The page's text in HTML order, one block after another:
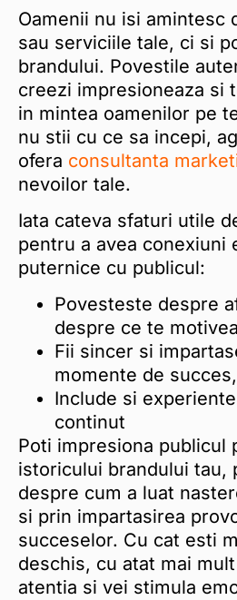
Oamenii nu isi amintesc
sau serviciile tale, ci si
brandului. Povestile
creezi impresioneaza si
in mintea oamenilor pe
nu stii cu ce sa incepi,
ofera consultanta
nevoilor tale.
Iata cateva sfaturi utile
pentru a avea conexiuni
puternice cu publicul:
Povesteste despre
despre ce te
Fii sincer si
momente de
Include si
continut
Poti impresiona publicul
istoricului brandului tau,
despre cum a luat
si prin impartasirea
succeselor. Cu cat esti
deschis, cu atat mai
atentia si vei stimula